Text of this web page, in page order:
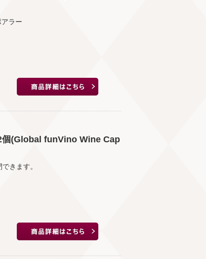
ラー
個(Global funVino Wine Cap
きます。